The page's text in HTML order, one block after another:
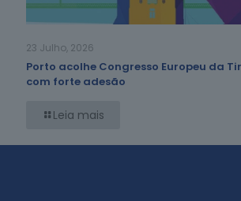
23 Julho, 2026
Porto acolhe Congresso Europeu da
com forte adesão
Leia mais